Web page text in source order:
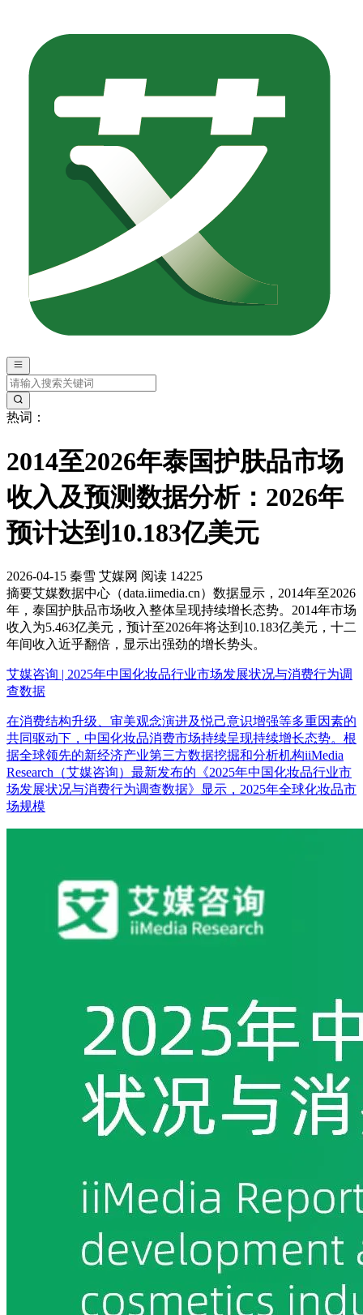
热词：
2014至2026年泰国护肤品市场
收入及预测数据分析：2026年
预计达到10.183亿美元
2026-04-15 秦雪 艾媒网 阅读 14225
摘要艾媒数据中心（data.iimedia.cn）数据显示，2014年至2026
年，泰国护肤品市场收入整体呈现持续增长态势。2014年市场
收入为5.463亿美元，预计至2026年将达到10.183亿美元，十二
年间收入近乎翻倍，显示出强劲的增长势头。
艾媒咨询 | 2025年中国化妆品行业市场发展状况与消费行为调
查数据
在消费结构升级、审美观念演进及悦己意识增强等多重因素的
共同驱动下，中国化妆品消费市场持续呈现持续增长态势。根
据全球领先的新经济产业第三方数据挖掘和分析机构iiMedia
Research（艾媒咨询）最新发布的《2025年中国化妆品行业市
场发展状况与消费行为调查数据》显示，2025年全球化妆品市
场规模